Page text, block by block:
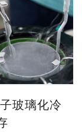
玻璃化冷